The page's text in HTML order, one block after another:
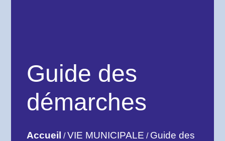
Guide des
démarches
Accueil /VIE MUNICIPALE / Guide des